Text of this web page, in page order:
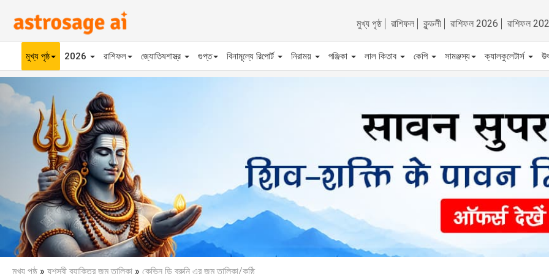
মুখ্য পৃষ্ঠ রাশিফল কুন্ডলী রাশিফল 2026 রাশিফল
মুখ্য পৃষ্ঠ 2026 রাশিফল জ্যোতিষশাস্ত্র গুপ্ত বিনামূল্যে রিপোর্ট নিরাময় পঞ্জিকা লাল কিতাব কেপি সামঞ্জস্য ক্যালকুলেটার্স
Previous
মুখ্য পৃষ্ঠ » যশস্বী ব্যাক্তির জন্ম তালিকা » কেভিন ডি ব্রুনি এর জন্ম তালিকা/কুষ্ঠি